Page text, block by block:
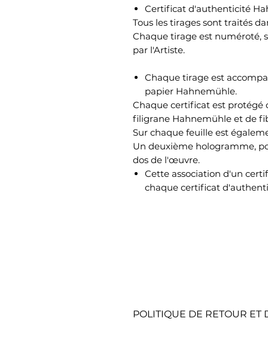
Certificat d'authenticité
Tous les tirages sont traités
Chaque tirage est numéroté,
par l'Artiste.
Chaque tirage est
papier Hahnemühle.
Chaque certificat est protégé
filigrane Hahnemühle et de
Sur chaque feuille est
Un deuxième hologramme,
dos de l'œuvre.
Cette association d'un
chaque certificat
POLITIQUE DE RETOUR ET